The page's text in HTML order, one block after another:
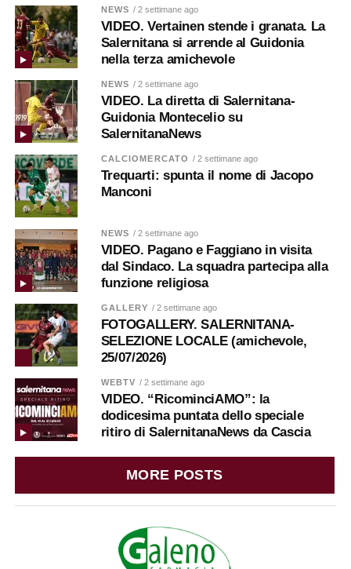
NEWS / 2 settimane ago
VIDEO. Vertainen stende i granata. La
Salernitana si arrende al Guidonia
nella terza amichevole
NEWS / 2 settimane ago
VIDEO. La diretta di Salernitana-
Guidonia Montecelio su
SalernitanaNews
CALCIOMERCATO / 2 settimane ago
Trequarti: spunta il nome di Jacopo
Manconi
NEWS / 2 settimane ago
VIDEO. Pagano e Faggiano in visita
dal Sindaco. La squadra partecipa alla
funzione religiosa
GALLERY / 2 settimane ago
FOTOGALLERY. SALERNITANA-
SELEZIONE LOCALE (amichevole,
25/07/2026)
WEBTV / 2 settimane ago
VIDEO. “RicominciAMO”: la
dodicesima puntata dello speciale
ritiro di SalernitanaNews da Cascia
MORE POSTS